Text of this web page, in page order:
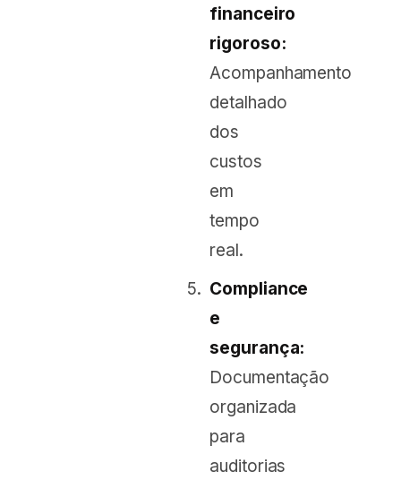
financeiro
rigoroso:
Acompanhamento
detalhado
dos
custos
em
tempo
real.
Compliance
e
segurança:
Documentação
organizada
para
auditorias